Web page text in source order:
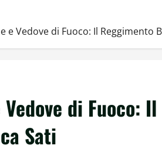
e Vedove di Fuoco: Il Reggimento
Vedove di Fuoco:
Sati